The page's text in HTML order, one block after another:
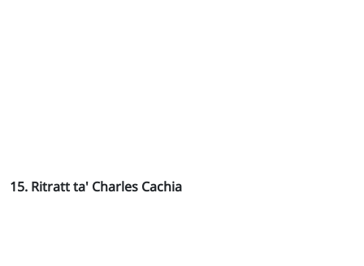
15. Ritratt ta' Charles Cachia